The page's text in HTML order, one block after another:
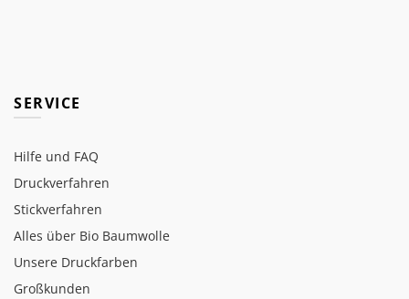
SERVICE
Hilfe und FAQ
Druckverfahren
Stickverfahren
Alles über Bio Baumwolle
Unsere Druckfarben
Großkunden